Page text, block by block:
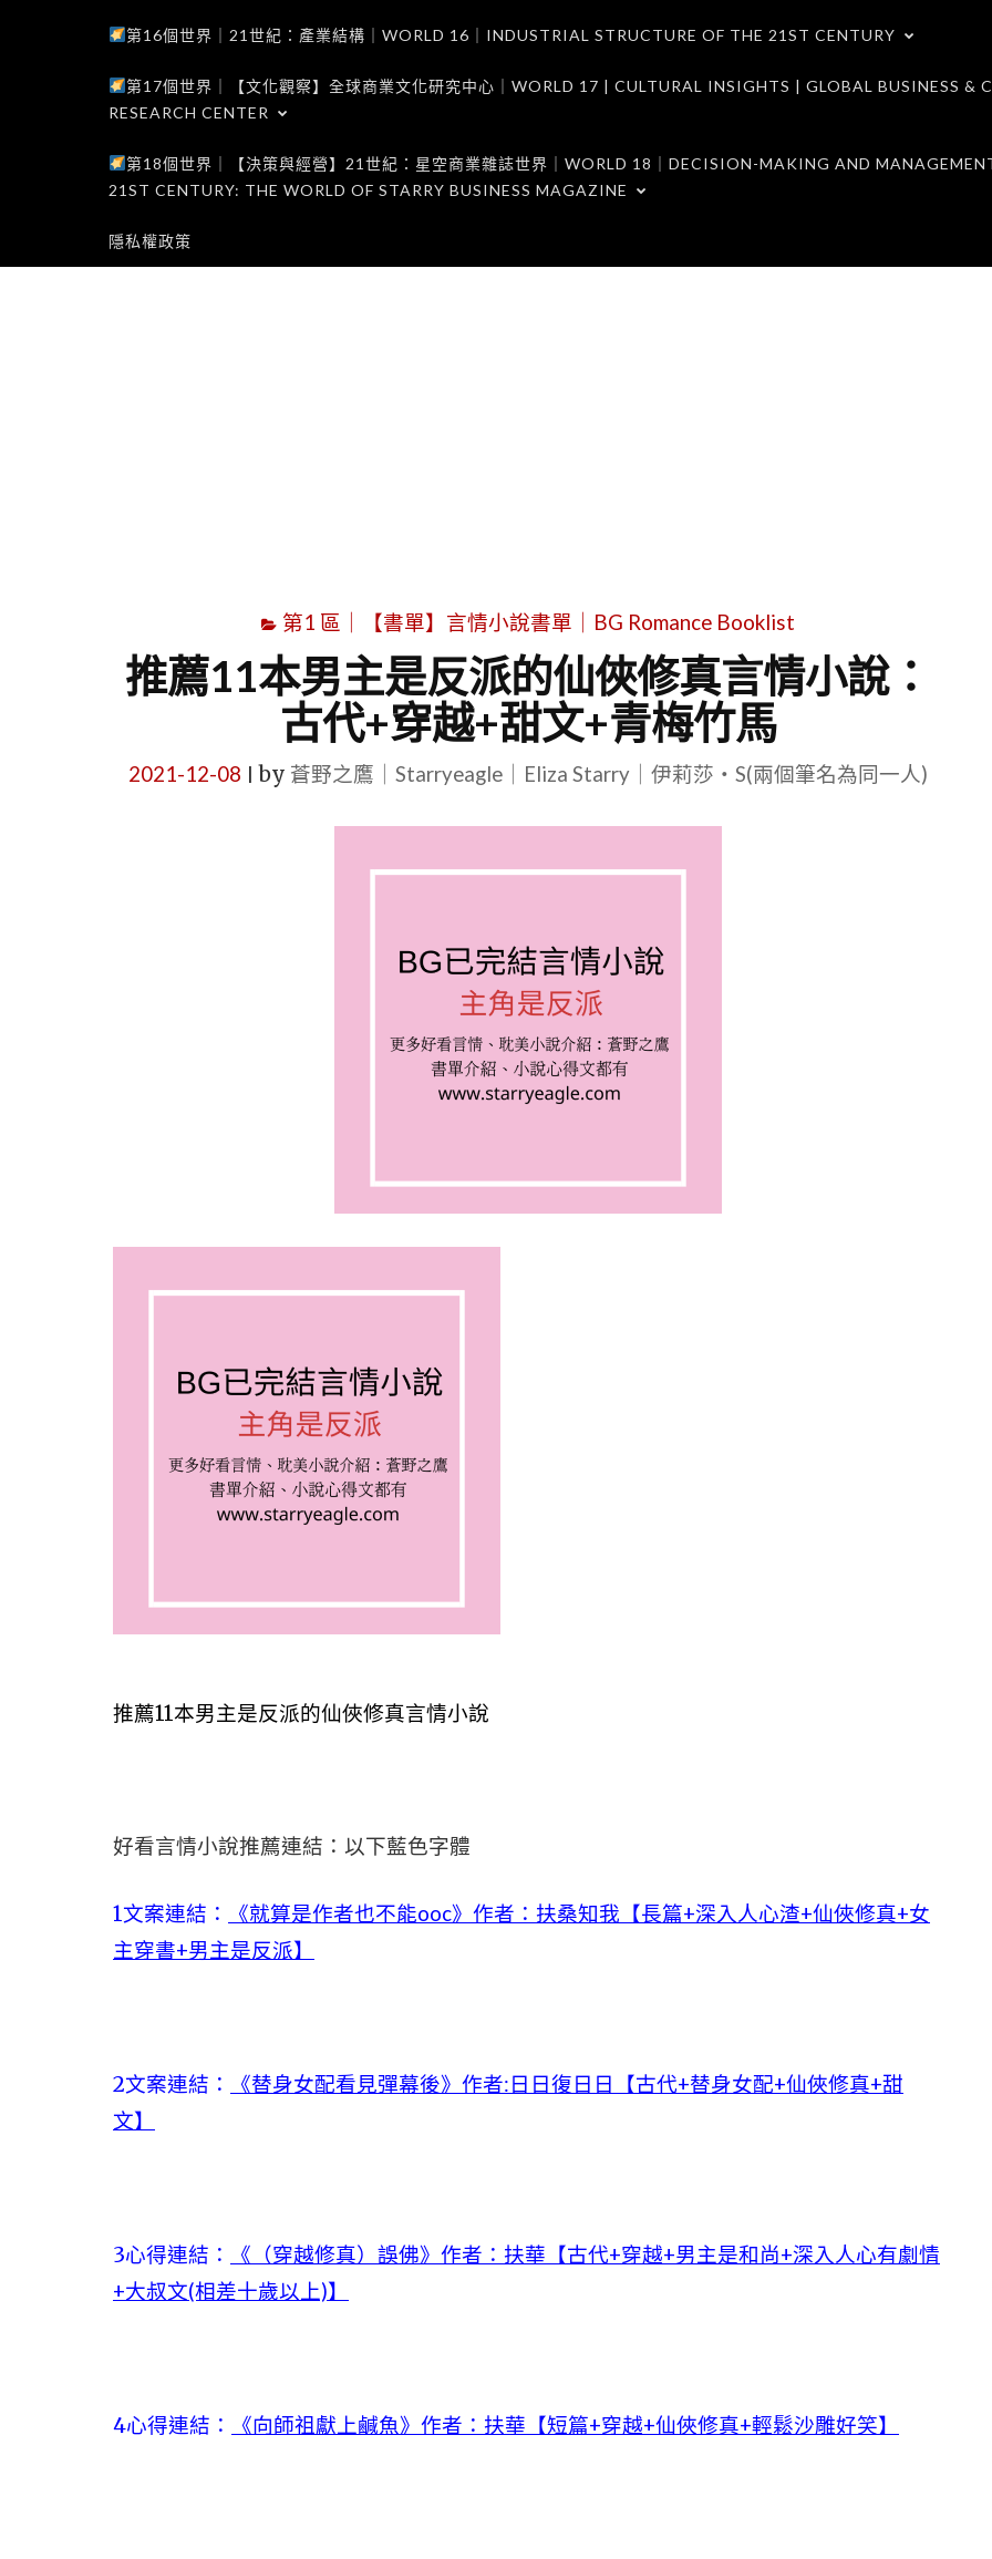
第16個世界｜21世紀：產業結構｜WORLD 16｜INDUSTRIAL STRUCTURE OF THE 21ST CENTURY
第17個世界｜【文化觀察】全球商業文化研究中心｜WORLD 17 | CULTURAL INSIGHTS | GLOBAL BUSINESS &
RESEARCH CENTER
第18個世界｜【決策與經營】21世紀：星空商業雜誌世界｜WORLD 18｜DECISION-MAKING AND
21ST CENTURY: THE WORLD OF STARRY BUSINESS MAGAZINE
隱私權政策
第1 區｜【書單】言情小說書單｜BG Romance Booklist
推薦11本男主是反派的仙俠修真言情小說：
古代+穿越+甜文+青梅竹馬
2021-12-08 by 蒼野之鷹｜Starryeagle｜Eliza Starry｜伊莉莎・S(兩個筆名為同一人)
推薦11本男主是反派的仙俠修真言情小說
好看言情小說推薦連結：以下藍色字體
1文案連結：
《就算是作者也不能ooc》作者：扶桑知我【長篇+深入人心渣+仙俠修真+女
主穿書+男主是反派】
2文案連結：
《替身女配看見彈幕後》作者:日日復日日【古代+替身女配+仙俠修真+甜
文】
3心得連結：
《（穿越修真）誤佛》作者：扶華【古代+穿越+男主是和尚+深入人心有劇情
+大叔文(相差十歲以上)】
4心得連結： 《向師祖獻上鹹魚》作者：扶華【短篇+穿越+仙俠修真+輕鬆沙雕好笑】